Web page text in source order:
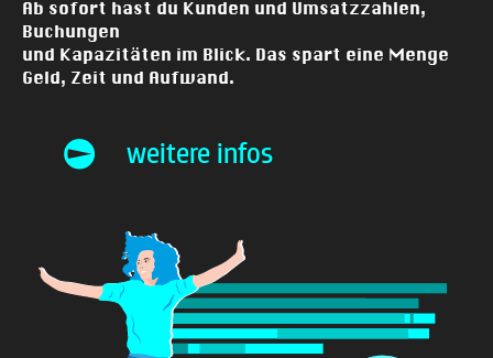
Ab sofort hast du Kunden und Umsatzzahlen,
Buchungen
und Kapazitäten im Blick. Das spart eine Menge
Geld, Zeit und Aufwand.
weitere infos